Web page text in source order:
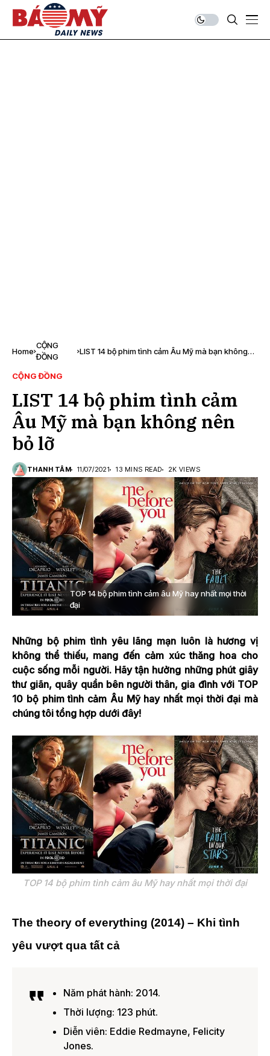
Home
CỘNG
ĐỒNG
LIST 14 bộ phim tình cảm Âu Mỹ mà bạn không
CỘNG ĐỒNG
LIST 14 bộ phim tình cảm
Âu Mỹ mà bạn không nên
bỏ lỡ
THANH TÂM 11/07/2021 13 MINS READ 2K VIEWS
TOP 14 bộ phim tình cảm âu Mỹ hay nhất mọi thời
đại
Những bộ phim tình yêu lãng mạn luôn là hương vị
không thể thiếu, mang đến cảm xúc thăng hoa cho
cuộc sống mỗi người. Hãy tận hưởng những phút giây
thư giãn, quây quần bên người thân, gia đình với TOP
10 bộ phim tình cảm Âu Mỹ hay nhất mọi thời đại mà
chúng tôi tổng hợp dưới đây!
TOP 14 bộ phim tình cảm âu Mỹ hay nhất mọi thời đại
The theory of everything (2014) – Khi tình
yêu vượt qua tất cả
Năm phát hành: 2014.
Thời lượng: 123 phút.
Diễn viên: Eddie Redmayne, Felicity
Jones.